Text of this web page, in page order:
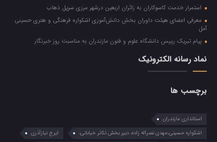
استمرار خدمت کاسوکاران به زائران اربعین درشهر مرزی سرپل ذهاب
معرفی اعضای هیئت داوران بخش دانش‌آموزی اشکواره فرهنگی و هنری حسینی
آمل
پیام تبریک رییس دانشگاه علوم و فنون مازندران به مناسبت روز خبرنگار
نماد رسانه الکترونیک
برچسب ها
استانداری مازندران
اشکواره حسینی،مهدی نصراله زاده، دبیر بخش تئاتر خیابانی،
ایرج نیازآذری